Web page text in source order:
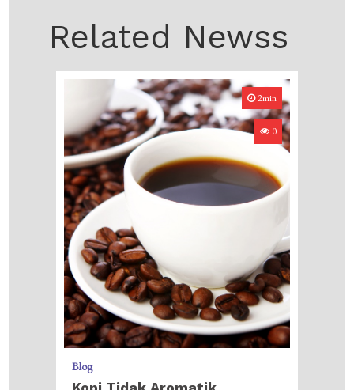
Related Newss
2min
0
Blog